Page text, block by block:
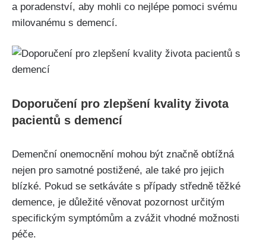
a poradenství, aby mohli co nejlépe pomoci svému
milovanému s demencí.
Doporučení pro zlepšení kvality života
pacientů s demencí
Demenční onemocnění mohou být značně obtížná
nejen pro samotné postižené, ale také pro jejich
blízké. Pokud se setkáváte s případy středně těžké
demence, je důležité věnovat pozornost určitým
specifickým symptómům a zvážit vhodné možnosti
péče.